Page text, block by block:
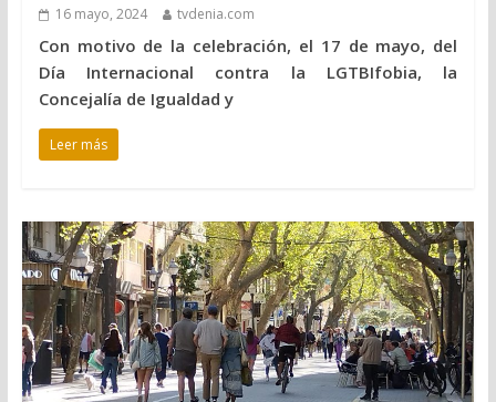
16 mayo, 2024 tvdenia.com
Con motivo de la celebración, el 17 de mayo, del
Día Internacional contra la LGTBIfobia, la
Concejalía de Igualdad y
Leer más